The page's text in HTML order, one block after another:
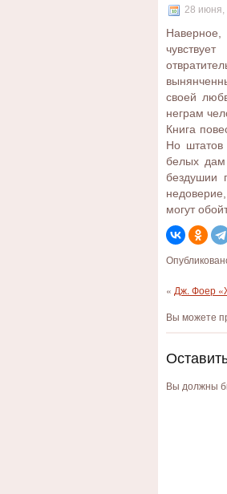
28 июня,
своей
неграм
Книга
Но
белых
бездушии
могут
« Дж. Фоер
Вы можете
Вы должны